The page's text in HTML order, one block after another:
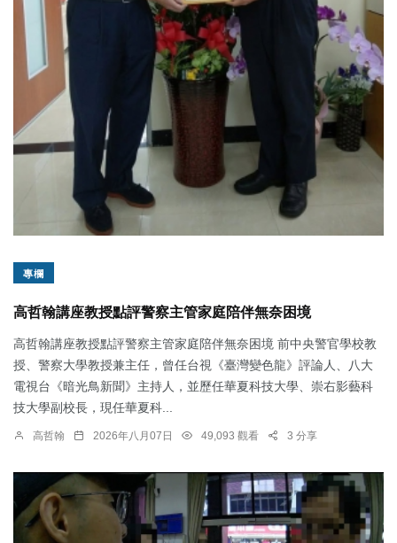
專欄
高哲翰講座教授點評警察主管家庭陪伴無奈困境
高哲翰講座教授點評警察主管家庭陪伴無奈困境 前中央警官學校教
授、警察大學教授兼主任，曾任台視《臺灣變色龍》評論人、八大
電視台《暗光鳥新聞》主持人，並歷任華夏科技大學、崇右影藝科
技大學副校長，現任華夏科...
高哲翰 2026年八月07日 49,093 觀看 3 分享